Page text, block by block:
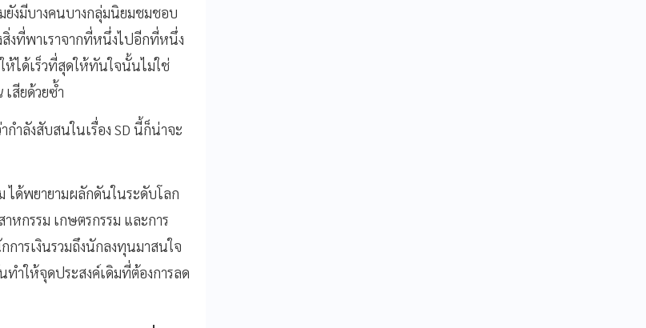
ยังมีบางคนบางกลุ่มนิยมชมชอบ
งที่พาเราจากที่หนึ่งไปอีกที่หนึ่ง
ห้ได้เร็วที่สุดให้ทันใจนั้นไม่ใช่
เสียด้วยซ้ำ
ำลังสับสนในเรื่อง SD นี้ก็น่าจะ
ได้พยายามผลักดันในระดับโลก
กรรม เกษตรกรรม และการ
ารเงินรวมถึงนักลงทุนมาสนใจ
ำให้จุดประสงค์เดิมที่ต้องการลด